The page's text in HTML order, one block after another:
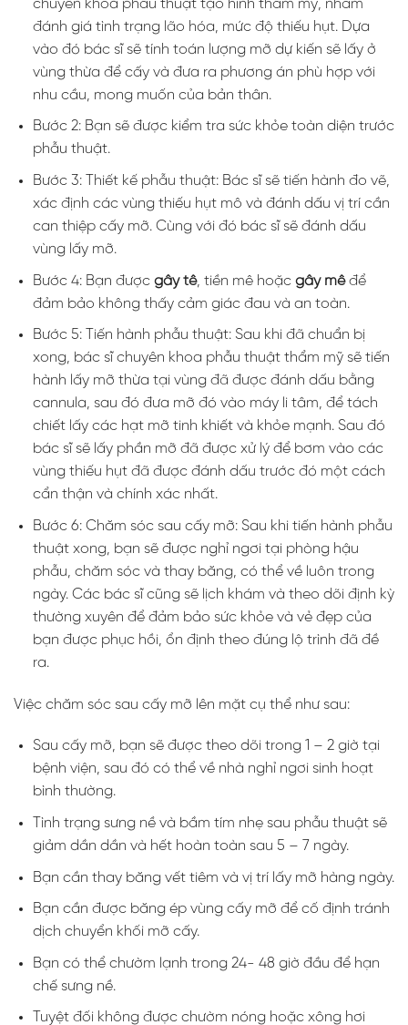
chuyên khoa phẫu thuật tạo hình thẩm mỹ, nhằm
đánh giá tình trạng lão hóa, mức độ thiếu hụt. Dựa
vào đó bác sĩ sẽ tính toán lượng mỡ dự kiến sẽ lấy ở
vùng thừa để cấy và đưa ra phương án phù hợp với
nhu cầu, mong muốn của bản thân.
Bước 2: Bạn sẽ được kiểm tra sức khỏe toàn diện trước
phẫu thuật.
Bước 3: Thiết kế phẫu thuật: Bác sĩ sẽ tiến hành đo vẽ,
xác định các vùng thiếu hụt mô và đánh dấu vị trí cần
can thiệp cấy mỡ. Cùng với đó bác sĩ sẽ đánh dấu
vùng lấy mỡ.
Bước 4: Bạn được gây tê, tiền mê hoặc gây mêđể
đảm bảo không thấy cảm giác đau và an toàn.
Bước 5: Tiến hành phẫu thuật: Sau khi đã chuẩn bị
xong, bác sĩ chuyên khoa phẫu thuật thẩm mỹ sẽ tiến
hành lấy mỡ thừa tại vùng đã được đánh dấu bằng
cannula, sau đó đưa mỡ đó vào máy li tâm, để tách
chiết lấy các hạt mỡ tinh khiết và khỏe mạnh. Sau đó
bác sĩ sẽ lấy phần mỡ đã được xử lý để bơm vào các
vùng thiếu hụt đã được đánh dấu trước đó một cách
cẩn thận và chính xác nhất.
Bước 6: Chăm sóc sau cấy mỡ: Sau khi tiến hành phẫu
thuật xong, bạn sẽ được nghỉ ngơi tại phòng hậu
phẫu, chăm sóc và thay băng, có thể về luôn trong
ngày. Các bác sĩ cũng sẽ lịch khám và theo dõi định kỳ
thường xuyên để đảm bảo sức khỏe và vẻ đẹp của
bạn được phục hồi, ổn định theo đúng lộ trình đã đề
ra.
Việc chăm sóc sau cấy mỡ lên mặt cụ thể như sau:
Sau cấy mỡ, bạn sẽ được theo dõi trong 1 – 2 giờ tại
bệnh viện, sau đó có thể về nhà nghỉ ngơi sinh hoạt
bình thường.
Tình trạng sưng nề và bầm tím nhẹ sau phẫu thuật sẽ
giảm dần dần và hết hoàn toàn sau 5 – 7 ngày.
Bạn cần thay băng vết tiêm và vị trí lấy mỡ hàng ngày.
Bạn cần được băng ép vùng cấy mỡ để cố định tránh
dịch chuyển khối mỡ cấy.
Bạn có thể chườm lạnh trong 24- 48 giờ đầu để hạn
chế sưng nề.
Tuyệt đối không được chườm nóng hoặc xông hơi